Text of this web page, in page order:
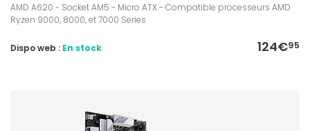
AMD A620 - Socket AM5 - Micro ATX - Compatible processeurs AMD
Ryzen 9000, 8000, et 7000 Series
124€95
Dispo web : En stock